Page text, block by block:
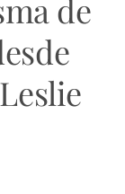
de